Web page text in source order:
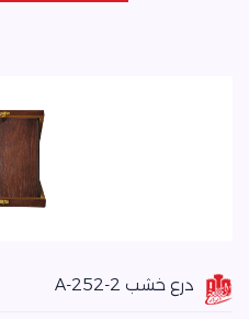
استعراض المنتج
درع خشب A-252-2